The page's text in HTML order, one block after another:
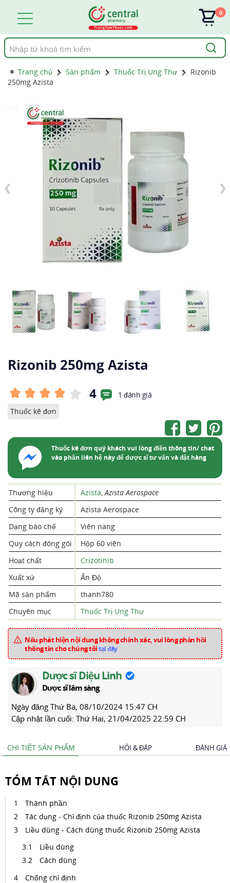
Tìm
kiếm
0
Trang chủ Sản phẩm Thuốc Trị Ung Thư
Rizonib
250mg Azista
❮ ❯
Rizonib 250mg Azista
4
1 đánh giá
Thuốc kê đơn
Thuốc kê đơn quý khách vui lòng điền thông tin/ chat
vào phần liên hệ này để dược sĩ tư vấn và đặt hàng
Thương hiệu Azista,Azista Aerospace
Công ty đăng ký
Azista Aerospace
Dạng bào chế
Viên nang
Quy cách đóng gói
Hộp 60 viên
Hoạt chất
Crizotinib
Xuất xứ
Ấn Độ
Mã sản phẩm
thanh780
Chuyên mục
Thuốc Trị Ung Thư
Nếu phát hiện nội dung không chính xác, vui lòng phản hồi
thông tin cho chúng tôitại đây
Dược sĩ Diệu Linh
Dược sĩ lâm sàng
Ngày đăng Thứ Ba, 08/10/2024 15:47 CH
Cập nhật lần cuối: Thứ Hai, 21/04/2025 22:59 CH
CHI TIẾT SẢN PHẨM HỎI & ĐÁP ĐÁNH GIÁ
TÓM TẮT NỘI DUNG
Thành phần
Tác dụng - Chỉ định của thuốc Rizonib 250mg Azista
Liều dùng - Cách dùng thuốc Rizonib 250mg Azista
Liều dùng
Cách dùng
Chống chỉ định